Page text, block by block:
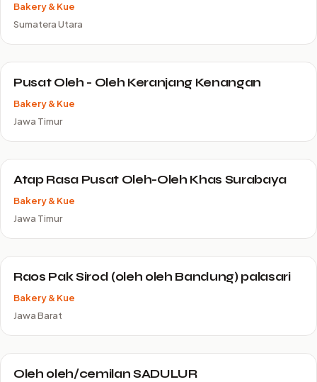
Bakery & Kue
Sumatera Utara
Pusat Oleh - Oleh Keranjang Kenangan
Bakery & Kue
Jawa Timur
Atap Rasa Pusat Oleh-Oleh Khas Surabaya
Bakery & Kue
Jawa Timur
Raos Pak Sirod (oleh oleh Bandung) palasari
Bakery & Kue
Jawa Barat
Oleh oleh/cemilan SADULUR